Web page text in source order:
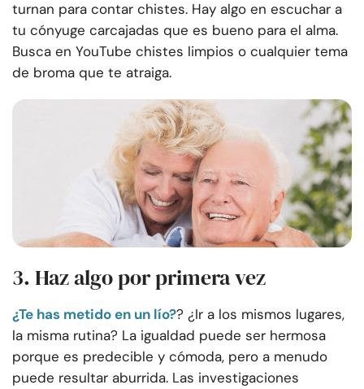
turnan para contar chistes. Hay algo en escuchar a
tu cónyuge carcajadas que es bueno para el alma.
Busca en YouTube chistes limpios o cualquier tema
de broma que te atraiga.
3. Haz algo por primera vez
¿Te has metido en un lío?? ¿Ir a los mismos lugares,
la misma rutina? La igualdad puede ser hermosa
porque es predecible y cómoda, pero a menudo
puede resultar aburrida. Las investigaciones